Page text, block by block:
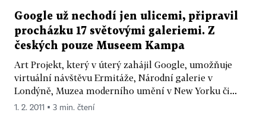
Google už nechodí jen ulicemi, připravil
procházku 17 světovými galeriemi. Z
českých pouze Museem Kampa
Art Projekt, který v úterý zahájil Google, umožňuje
virtuální návštěvu Ermitáže, Národní galerie v
Londýně, Muzea moderního umění v New Yorku či...
1. 2. 2011 ▪ 3 min. čtení